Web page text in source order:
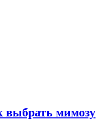
выбрать мимозу